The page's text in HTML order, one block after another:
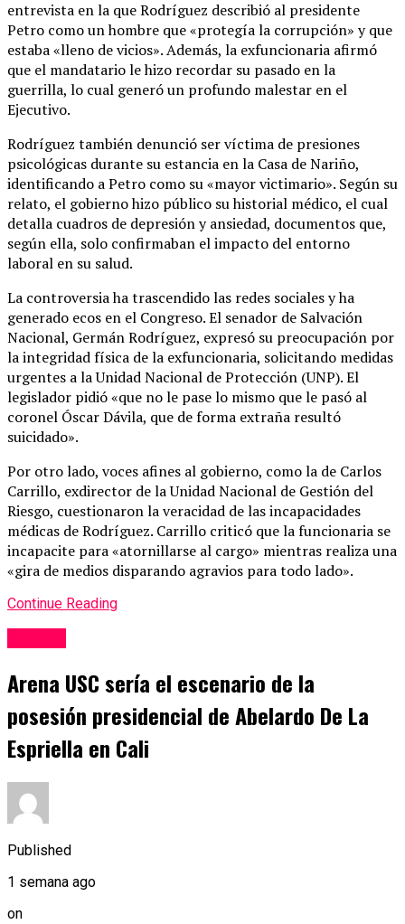
entrevista en la que Rodríguez describió al presidente
Petro como un hombre que «protegía la corrupción» y que
estaba «lleno de vicios». Además, la exfuncionaria afirmó
que el mandatario le hizo recordar su pasado en la
guerrilla, lo cual generó un profundo malestar en el
Ejecutivo.
Rodríguez también denunció ser víctima de presiones
psicológicas durante su estancia en la Casa de Nariño,
identificando a Petro como su «mayor victimario». Según su
relato, el gobierno hizo público su historial médico, el cual
detalla cuadros de depresión y ansiedad, documentos que,
según ella, solo confirmaban el impacto del entorno
laboral en su salud.
La controversia ha trascendido las redes sociales y ha
generado ecos en el Congreso. El senador de Salvación
Nacional, Germán Rodríguez, expresó su preocupación por
la integridad física de la exfuncionaria, solicitando medidas
urgentes a la Unidad Nacional de Protección (UNP). El
legislador pidió «que no le pase lo mismo que le pasó al
coronel Óscar Dávila, que de forma extraña resultó
suicidado».
Por otro lado, voces afines al gobierno, como la de Carlos
Carrillo, exdirector de la Unidad Nacional de Gestión del
Riesgo, cuestionaron la veracidad de las incapacidades
médicas de Rodríguez. Carrillo criticó que la funcionaria se
incapacite para «atornillarse al cargo» mientras realiza una
«gira de medios disparando agravios para todo lado».
Continue Reading
Arena USC sería el escenario de la
posesión presidencial de Abelardo De La
Espriella en Cali
Published
1 semana ago
on